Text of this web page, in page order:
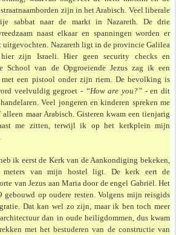
zijn in het Arabisch. Veel liberale
sabbat naar de markt in Nazareth. De drie
naast elkaar en spanningen worden er
Nazareth ligt in de provincie Galilea
zijn Israeli. Hier geen security checks en
School van de Opgroeiende Jezus zag ik een
met een pistool onder zijn riem. De bevolking is
veelvuldig gegroet - “How are you?” - en dit
Veel jongeren en kinderen spreken me
maar Arabisch. Gisteren kwam een tienjarig
me zitten, terwijl ik op het kerkplein mijn
ik eerst de Kerk van de Aankondiging bekeken,
van mijn hostel ligt. De kerk eert de
van Jezus aan Maria door de engel Gabriël. Het
op oudere resten. Volgens mijn reisgids
Dat kan wel zo zijn, maar ik ben toch meer
dan in oude heiligdommen, dus kwam
met het bestuderen van de constructie van